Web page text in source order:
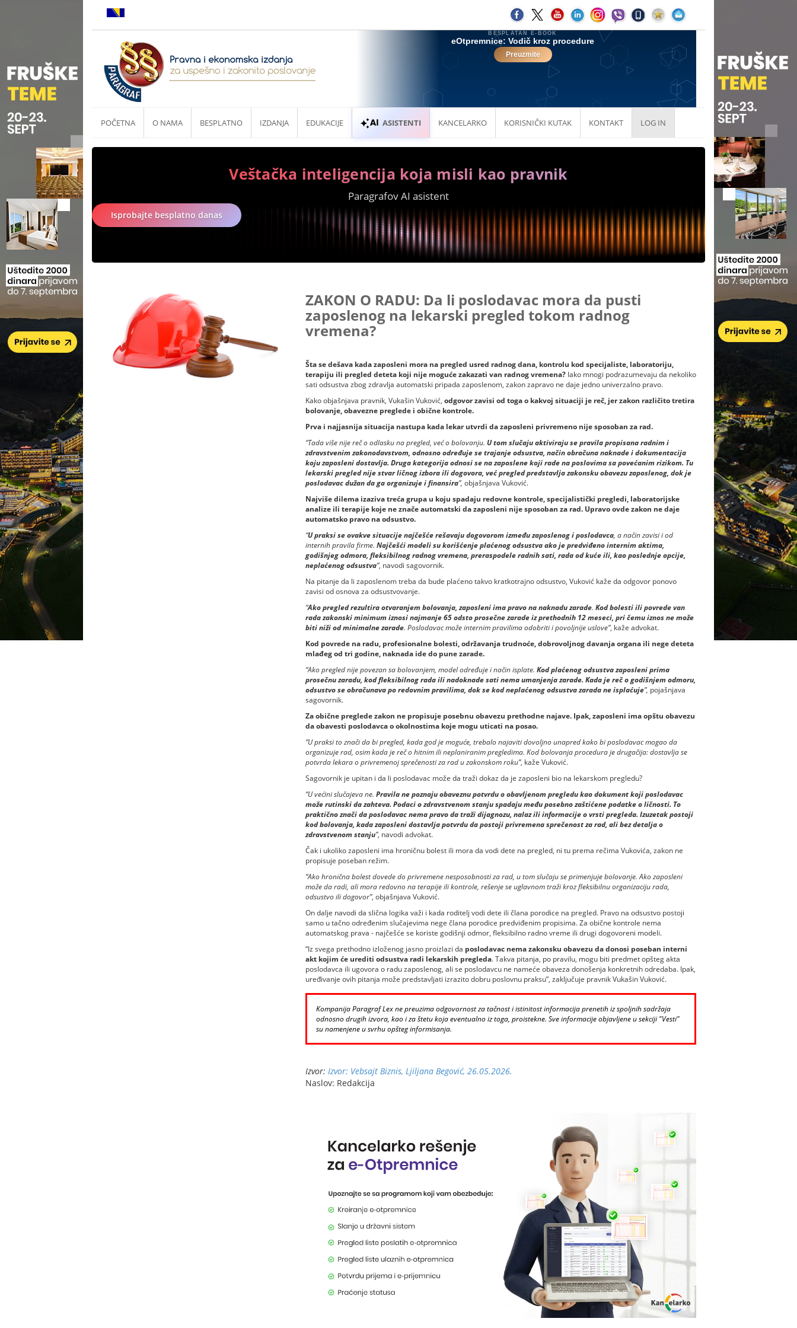
POČETNA O NAMA BESPLATNO IZDANJA EDUKACIJE ASISTENTI KANCELARKO KORISNIČKI KUTAK KONTAKT LOG IN
Veštačka inteligencija koja misli kao pravnik
Paragrafov AI asistent
Isprobajte besplatno danas
ZAKON O RADU: Da li poslodavac mora da pusti
zaposlenog na lekarski pregled tokom radnog
vremena?
Šta se dešava kada zaposleni mora na pregled usred radnog dana, kontrolu kod specijaliste, laboratoriju,
terapiju ili pregled deteta koji nije moguće zakazati van radnog vremena?Iako mnogi podrazumevaju da nekoliko
sati odsustva zbog zdravlja automatski pripada zaposlenom, zakon zapravo ne daje jedno univerzalno pravo.
Kako objašnjava pravnik, Vukašin Vuković, odgovor zavisi od toga o kakvoj situaciji je reč, jer zakon različito tretira
bolovanje, obavezne preglede i obične kontrole.
Prva i najjasnija situacija nastupa kada lekar utvrdi da zaposleni privremeno nije sposoban za rad.
“Tada više nije reč o odlasku na pregled, već o bolovanju. U tom slučaju aktiviraju se pravila propisana radnim i
zdravstvenim zakonodavstvom, odnosno određuje se trajanje odsustva, način obračuna naknade i dokumentacija
koju zaposleni dostavlja. Druga kategorija odnosi se na zaposlene koji rade na poslovima sa povećanim rizikom. Tu
lekarski pregled nije stvar ličnog izbora ili dogovora, već pregled predstavlja zakonsku obavezu zaposlenog, dok je
poslodavac dužan da ga organizuje i finansira”, objašnjava Vuković.
Najviše dilema izaziva treća grupa u koju spadaju redovne kontrole, specijalistički pregledi, laboratorijske
analize ili terapije koje ne znače automatski da zaposleni nije sposoban za rad. Upravo ovde zakon ne daje
automatsko pravo na odsustvo.
“U praksi se ovakve situacije najčešće rešavaju dogovorom između zaposlenog i poslodavca, a način zavisi i od
internih pravila firme. Najčešći modeli su korišćenje plaćenog odsustva ako je predviđeno internim aktima,
godišnjeg odmora, fleksibilnog radnog vremena, preraspodele radnih sati, rada od kuće ili, kao poslednje opcije,
neplaćenog odsustva”, navodi sagovornik.
Na pitanje da li zaposlenom treba da bude plaćeno takvo kratkotrajno odsustvo, Vuković kaže da odgovor ponovo
zavisi od osnova za odsustvovanje.
“Ako pregled rezultira otvaranjem bolovanja, zaposleni ima pravo na naknadu zarade. Kod bolesti ili povrede van
rada zakonski minimum iznosi najmanje 65 odsto prosečne zarade iz prethodnih 12 meseci, pri čemu iznos ne može
biti niži od minimalne zarade. Poslodavac može internim pravilima odobriti i povoljnije uslove”, kaže advokat.
Kod povrede na radu, profesionalne bolesti, održavanja trudnoće, dobrovoljnog davanja organa ili nege deteta
mlađeg od tri godine, naknada ide do pune zarade.
“Ako pregled nije povezan sa bolovanjem, model određuje i način isplate. Kod plaćenog odsustva zaposleni prima
prosečnu zaradu, kod fleksibilnog rada ili nadoknade sati nema umanjenja zarade. Kada je reč o godišnjem odmoru,
odsustvo se obračunava po redovnim pravilima, dok se kod neplaćenog odsustva zarada ne isplaćuje”, pojašnjava
sagovornik.
Za obične preglede zakon ne propisuje posebnu obavezu prethodne najave. Ipak, zaposleni ima opštu obavezu
da obavesti poslodavca o okolnostima koje mogu uticati na posao.
“U praksi to znači da bi pregled, kada god je moguće, trebalo najaviti dovoljno unapred kako bi poslodavac mogao da
organizuje rad, osim kada je reč o hitnim ili neplaniranim pregledima. Kod bolovanja procedura je drugačija: dostavlja se
potvrda lekara o privremenoj sprečenosti za rad u zakonskom roku”, kaže Vuković.
Sagovornik je upitan i da li poslodavac može da traži dokaz da je zaposleni bio na lekarskom pregledu?
“U većini slučajeva ne. Pravila ne poznaju obaveznu potvrdu o obavljenom pregledu kao dokument koji poslodavac
može rutinski da zahteva. Podaci o zdravstvenom stanju spadaju među posebno zaštićene podatke o ličnosti. To
praktično znači da poslodavac nema pravo da traži dijagnozu, nalaz ili informacije o vrsti pregleda. Izuzetak postoji
kod bolovanja, kada zaposleni dostavlja potvrdu da postoji privremena sprečenost za rad, ali bez detalja o
zdravstvenom stanju”, navodi advokat.
Čak i ukoliko zaposleni ima hroničnu bolest ili mora da vodi dete na pregled, ni tu prema rečima Vukovića, zakon ne
propisuje poseban režim.
“Ako hronična bolest dovede do privremene nesposobnosti za rad, u tom slučaju se primenjuje bolovanje. Ako zaposleni
može da radi, ali mora redovno na terapije ili kontrole, rešenje se uglavnom traži kroz fleksibilnu organizaciju rada,
odsustvo ili dogovor”, objašnjava Vuković.
On dalje navodi da slična logika važi i kada roditelj vodi dete ili člana porodice na pregled. Pravo na odsustvo postoji
samo u tačno određenim slučajevima nege člana porodice predviđenim propisima. Za obične kontrole nema
automatskog prava - najčešće se koriste godišnji odmor, fleksibilno radno vreme ili drugi dogovoreni modeli.
“Iz svega prethodno izloženog jasno proizlazi da poslodavac nema zakonsku obavezu da donosi poseban interni
akt kojim će urediti odsustva radi lekarskih pregleda. Takva pitanja, po pravilu, mogu biti predmet opšteg akta
poslodavca ili ugovora o radu zaposlenog, ali se poslodavcu ne nameće obaveza donošenja konkretnih odredaba. Ipak,
uređivanje ovih pitanja može predstavljati izrazito dobru poslovnu praksu”, zaključuje pravnik Vukašin Vuković.
Kompanija Paragraf Lex ne preuzima odgovornost za tačnost i istinitost informacija prenetih iz spoljnih sadržaja
odnosno drugih izvora, kao i za štetu koja eventualno iz toga, proistekne. Sve informacije objavljene u sekciji "Vesti"
su namenjene u svrhu opšteg informisanja.
Izvor: Izvor: Vebsajt Biznis, Ljiljana Begović, 26.05.2026.
Naslov: Redakcija